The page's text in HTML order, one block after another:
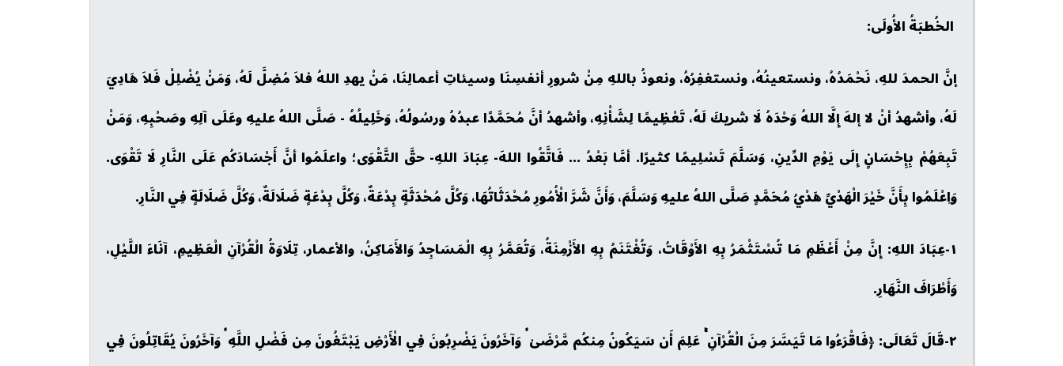
الخُطبَةُ الأُولَى:
إنَّ الحمدَ للهِ، نَحْمَدُهُ، ونستعينُهُ، ونستغفِرُهُ، ونعوذُ باللهِ مِنْ شرورِ أنفسِنَا وسيئاتِ أعمالِنَا، مَنْ يهدِ اللهُ فلاَ مُضِلَّ لَهُ، وَمَنْ يُضْلِلْ فَلاَ هَادِيَ
لَهُ، وأشهدُ أنْ لا إلهَ إِلَّا اللهُ وَحْدَهُ لَا شريكَ لَهُ، تَعْظِيمًا لِشَأْنِهِ، وأشهدُ أنَّ مُحَمَّدًا عبدُهُ ورسُولُهُ، وَخَلِيلُهُ - صَلَّى اللهُ عليهِ وعَلَى آلِهِ وصَحْبِهِ، وَمَنْ
تَبِعَهُمْ بِإِحْسَانٍ إِلَى يَوْمِ الدِّينِ، وَسَلَّمَ تَسْلِيمًا كثيرًا. أمَّا بَعْدُ ... فَاتَّقُوا اللهَ- عِبَادَ اللهِ- حقَّ التَّقْوَى؛ واعلَمُوا أنَّ أَجْسَادَكُم عَلَى النَّارِ لَا تَقْوَى.
وَاِعْلَمُوا بِأَنَّ خَيْرَ الْهَدْيِّ هَدْيُ مُحَمَّدٍ صَلَّى اللهُ عليهِ وَسَلَّمَ، وَأَنَّ شَرَّ الْأُمُورِ مُحْدَثَاتُهَا، وَكُلَّ مُحْدَثَةٍ بِدْعَةٌ، وَكُلَّ بِدْعَةٍ ضَلَالَةٌ، وَكُلَّ ضَلَالَةٍ فِي النَّارِ.
١-عِبَادَ اللهِ: إِنَّ مِنْ أَعْظَمِ مَا تُسْتَثْمَرُ بِهِ الأَوْقَاتُ، وَتُغْتَنَمُ بِهِ الأَزْمِنَةُ، وَتُعَمَّرُ بِهِ الْمَسَاجِدُ وَالأَمَاكِنُ، والأعمار، تِلَاوَةُ الْقُرْآنِ الْعَظِيمِ، آنَاءَ اللَّيْلِ،
وَأَطْرَافَ النَّهَارِ.
٢-قَالَ تَعَالَى: ﴿فَاقْرَءُوا مَا تَيَسَّرَ مِنَ الْقُرْآنِ ۚ عَلِمَ أَن سَيَكُونُ مِنكُم مَّرْضَىٰ ۙ وَآخَرُونَ يَضْرِبُونَ فِي الْأَرْضِ يَبْتَغُونَ مِن فَضْلِ اللَّهِ ۙ وَآخَرُونَ يُقَاتِلُونَ فِي